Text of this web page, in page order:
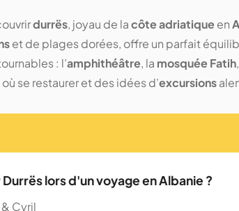
durrës, joyau de lacôte adriatiqueen
et de plages dorées, offre un parfait
: l’amphithéâtre, la mosquée Fatih
où se restaurer et des idées d’excursions
lors d'un voyage en Albanie ?
Cyril